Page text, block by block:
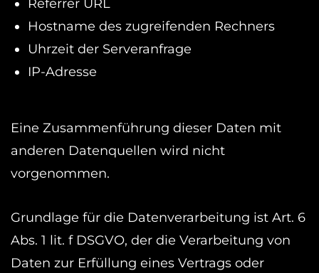
Referrer URL
Hostname des zugreifenden Rechners
Uhrzeit der Serveranfrage
IP-Adresse
Eine Zusammenführung dieser Daten mit
anderen Datenquellen wird nicht
vorgenommen.
Grundlage für die Datenverarbeitung ist Art. 6
Abs. 1 lit. f DSGVO, der die Verarbeitung von
Daten zur Erfüllung eines Vertrags oder